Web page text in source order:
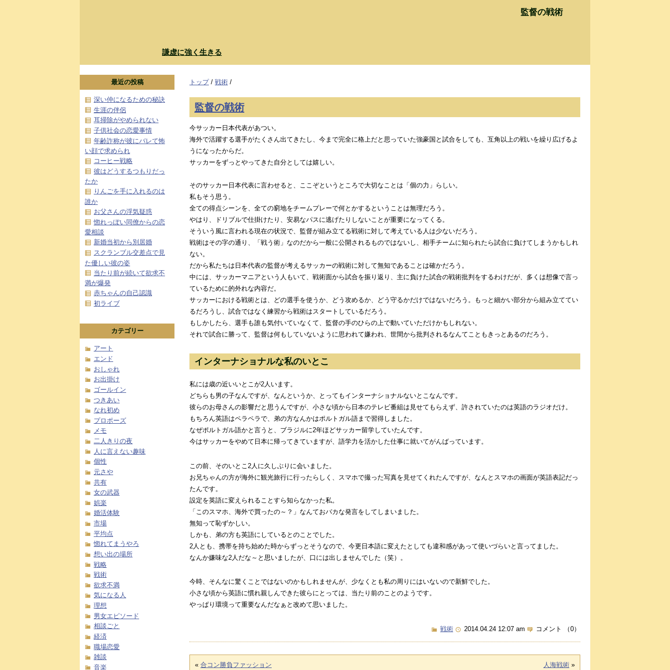
監督の戦術
謙虚に強く生きる
トップ/ 戦術 /
監督の戦術
今サッカー日本代表があつい。
海外で活躍する選手がたくさん出てきたし、今まで完全に格上だと思っていた強豪国と試合をしても、互角以上の戦いを繰り広げるよ
うになったからだ。
サッカーをずっとやってきた自分としては嬉しい。
そのサッカー日本代表に言わせると、ここぞというところで大切なことは「個の力」らしい。
私もそう思う。
全ての得点シーンを、全ての窮地をチームプレーで何とかするということは無理だろう。
やはり、ドリブルで仕掛けたり、安易なパスに逃げたりしないことが重要になってくる。
そういう風に言われる現在の状況で、監督が組み立てる戦術に対して考えている人は少ないだろう。
戦術はその字の通り、「戦う術」なのだから一般に公開されるものではないし、相手チームに知られたら試合に負けてしまうかもしれ
ない。
だから私たちは日本代表の監督が考えるサッカーの戦術に対して無知であることは確かだろう。
中には、サッカーマニアという人もいて、戦術面から試合を振り返り、主に負けた試合の戦術批判をするわけだが、多くは想像で言っ
ているために的外れな内容だ。
サッカーにおける戦術とは、どの選手を使うか、どう攻めるか、どう守るかだけではないだろう。もっと細かい部分から組み立ててい
るだろうし、試合ではなく練習から戦術はスタートしているだろう。
もしかしたら、選手も誰も気付いていなくて、監督の手のひらの上で動いていただけかもしれない。
それで試合に勝って、監督は何もしていないように思われて嫌われ、世間から批判されるなんてこともきっとあるのだろう。
インターナショナルな私のいとこ
私には歳の近いいとこが2人います。
どちらも男の子なんですが、なんというか、とってもインターナショナルないとこなんです。
彼らのお母さんの影響だと思うんですが、小さな頃から日本のテレビ番組は見せてもらえず、許されていたのは英語のラジオだけ。
もちろん英語はペラペラで、弟の方なんかはポルトガル語まで習得しました。
なぜポルトガル語かと言うと、ブラジルに2年ほどサッカー留学していたんです。
今はサッカーをやめて日本に帰ってきていますが、語学力を活かした仕事に就いてがんばっています。
この前、そのいとこ2人に久しぶりに会いました。
お兄ちゃんの方が海外に観光旅行に行ったらしく、スマホで撮った写真を見せてくれたんですが、なんとスマホの画面が英語表記だっ
たんです。
設定を英語に変えられることすら知らなかった私。
「このスマホ、海外で買ったの～？」なんておバカな発言をしてしまいました。
無知って恥ずかしい。
しかも、弟の方も英語にしているとのことでした。
2人とも、携帯を持ち始めた時からずっとそうなので、今更日本語に変えたとしても違和感があって使いづらいと言ってました。
なんか嫌味な2人だな～と思いましたが、口には出しませんでした（笑）。
今時、そんなに驚くことではないのかもしれませんが、少なくとも私の周りにはいないので新鮮でした。
小さな頃から英語に慣れ親しんできた彼らにとっては、当たり前のことのようです。
やっぱり環境って重要なんだなぁと改めて思いました。
戦術 2014.04.24 12:07 am コメント （0）
« 合コン勝負ファッション 人海戦術 »
最近の投稿
深い仲になるための秘訣
生涯の伴侶
耳掃除がやめられない
子供社会の恋愛事情
年齢詐称が彼にバレて怖
い顔で求められ
コーヒー戦略
彼はどうするつもりだっ
たか
りんごを手に入れるのは
誰か
お父さんの浮気疑惑
惚れっぽい同僚からの恋
愛相談
新婚当初から別居婚
スクランブル交差点で見
た優しい彼の姿
当たり前が続いて欲求不
満が爆発
赤ちゃんの自己認識
初ライブ
カテゴリー
アート
エンド
おしゃれ
お出掛け
ゴールイン
つきあい
なれ初め
プロポーズ
メモ
二人きりの夜
人に言えない趣味
個性
元さや
共有
女の武器
娯楽
婚活体験
市場
平均点
惚れてまうやろ
想い出の場所
戦略
戦術
欲求不満
気になる人
理想
男女エピソード
相談ごと
経済
職場恋愛
雑談
音楽